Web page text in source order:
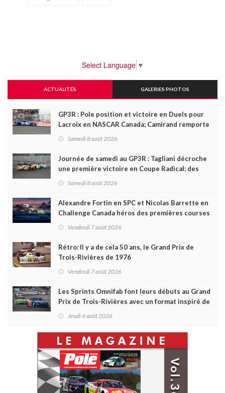
Select Language ▼
ACTUALITÉS GALERIES PHOTOS
GP3R : Pole position et victoire en Duels pour
Lacroix en NASCAR Canada; Camirand remporte
Samedi 8 août 2026
Journée de samedi au GP3R : Tagliani décroche
une première victoire en Coupe Radical; des
Samedi 8 août 2026
Alexandre Fortin en SPC et Nicolas Barrette en
Challenge Canada héros des premières courses
Vendredi 7 août 2026
Rétro: Il y a de cela 50 ans, le Grand Prix de
Trois-Rivières de 1976
Vendredi 7 août 2026
Les Sprints Omnifab font leurs débuts au Grand
Prix de Trois-Rivières avec un format inspiré de
Jeudi 6 août 2026